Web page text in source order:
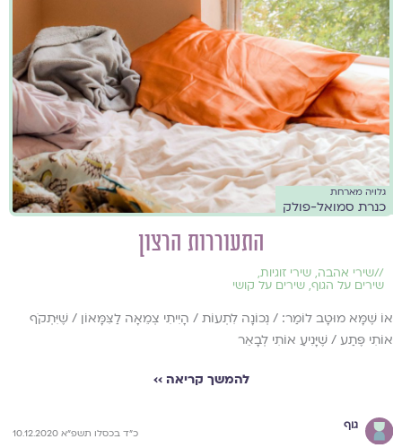
גלויה מארחת
כנרת סמואל-פולק
התעוררות הרצון
//שירי אהבה, שירי זוגיות,
שירים על הגוף, שירים על קושי
אוֹ שֶׁמָּא מוּטָב לוֹמַר: / נְכוֹנָה לִתְעוֹת / הָיִיתִי צְמֵאָה לַצִּמָּאוֹן / שֶׁיִּתְקֹף
אוֹתִי פֶּתַע / שֶׁיָּנִיעַ אוֹתִי לְבָאֵר
להמשך קריאה ››
גוף
כ"ד בכסלו תשפ"א 10.12.2020